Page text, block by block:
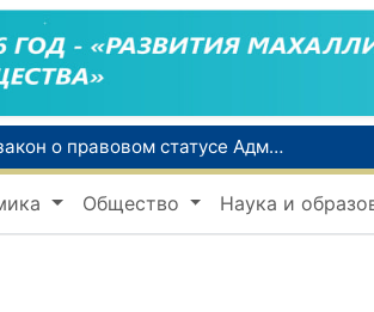
В Ташкенте задержали подозреваемых в распространении крупной партии наркотиков
пенсий по инвалидности
До 10 августа студенты могут исправить отклоненные заявления на перевод в государственные вузы
Общество Наука и